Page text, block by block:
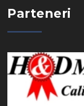
Parteneri